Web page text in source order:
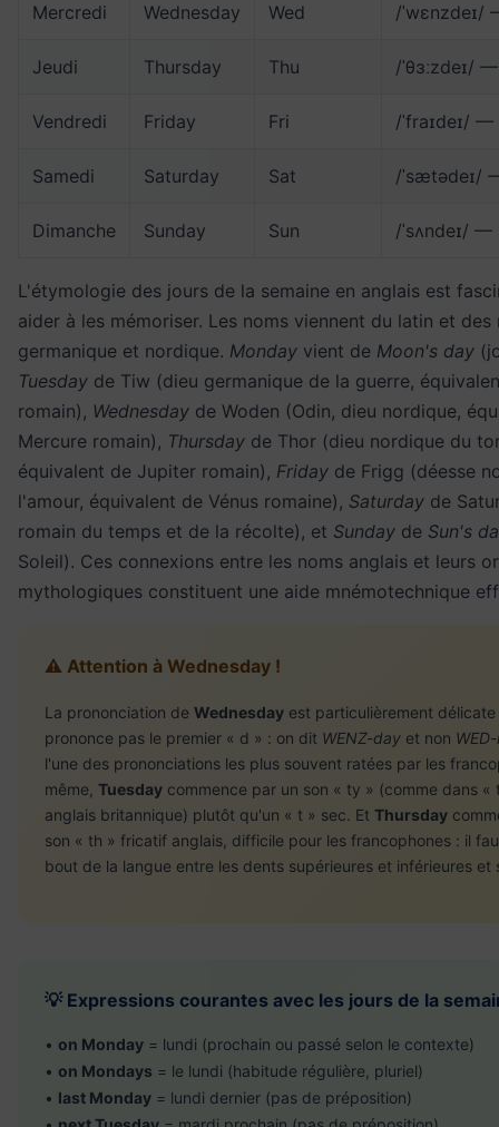
Mercredi Wednesday Wed /ˈwɛnzdeɪ/
Jeudi Thursday Thu /ˈθɜːzdeɪ/
Vendredi Friday Fri /ˈfraɪdeɪ/ —
Samedi Saturday Sat /ˈsætədeɪ/
Dimanche Sunday Sun /ˈsʌndeɪ/
L'étymologie des jours de la semaine en anglais est
aider à les mémoriser. Les noms viennent du latin et
germanique et nordique. Monday vient de Moon's day
Tuesday de Tiw (dieu germanique de la guerre,
romain), Wednesday de Woden (Odin, dieu nordique,
Mercure romain), Thursday de Thor (dieu nordique du
équivalent de Jupiter romain), Friday de Frigg (déesse
l'amour, équivalent de Vénus romaine), Saturday de
romain du temps et de la récolte), et Sunday de Sun's
Soleil). Ces connexions entre les noms anglais et leurs
mythologiques constituent une aide mnémotechnique
⚠️ Attention à Wednesday !
La prononciation de Wednesday est particulièrement
prononce pas le premier « d » : on dit WENZ-day et non
l'une des prononciations les plus souvent ratées par les
même, Tuesday commence par un son « ty » (comme dans «
anglais britannique) plutôt qu'un « t » sec. Et Thursday
son « th » fricatif anglais, difficile pour les francophones : il
bout de la langue entre les dents supérieures et inférieures et
💡 Expressions courantes avec les jours de la
• on Monday = lundi (prochain ou passé selon le contexte)
• on Mondays = le lundi (habitude régulière, pluriel)
• last Monday = lundi dernier (pas de préposition)